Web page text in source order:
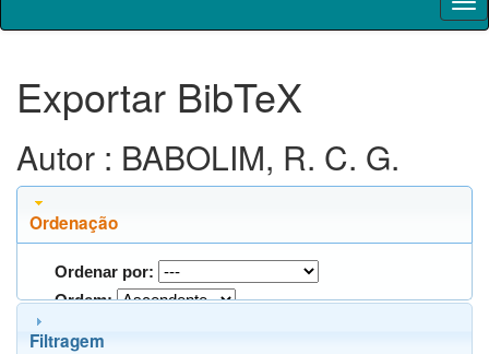
Exportar BibTeX
Autor : BABOLIM, R. C. G.
Ordenação
Ordenar por:
Ordem:
Filtragem